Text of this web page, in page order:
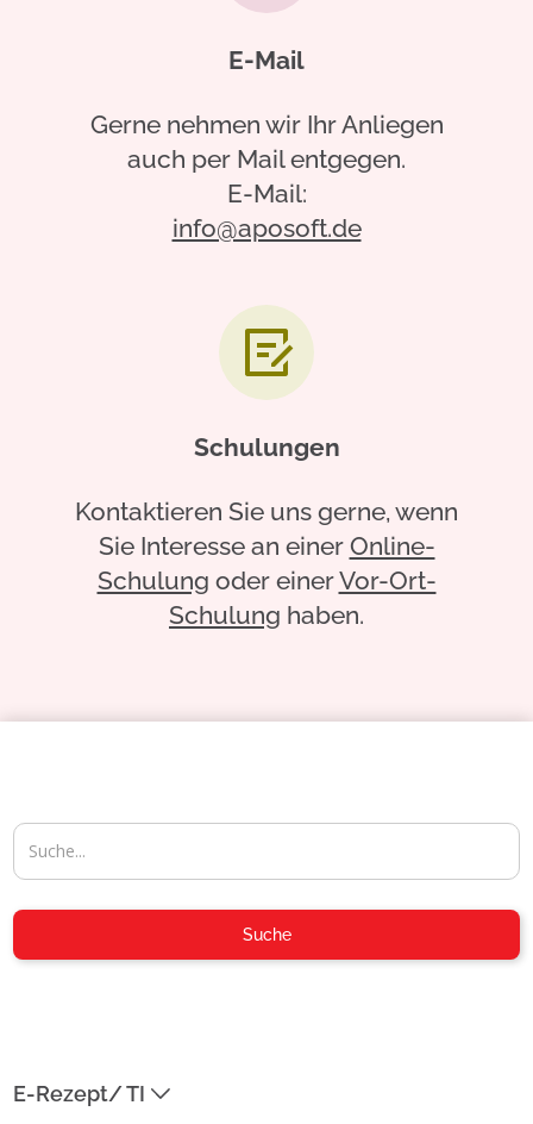
E-Mail
Gerne nehmen wir Ihr Anliegen
auch per Mail entgegen.
E-Mail:
info@aposoft.de
Schulungen
Kontaktieren Sie uns gerne, wenn
Sie Interesse an einer Online-
Schulung oder einerVor-Ort-
Schulung haben.
Suche
E-Rezept/ TI
04954-30 59-116
info@aposoft.de